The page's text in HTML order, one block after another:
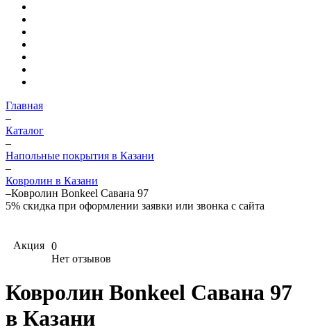
Главная
–
Каталог
–
Напольные покрытия в Казани
–
Ковролин в Казани
–Ковролин Bonkeel Савана 97
5% скидка при оформлении заявки или звонка с сайта
Акция 0
Нет отзывов
Ковролин Bonkeel Савана 97
в Казани